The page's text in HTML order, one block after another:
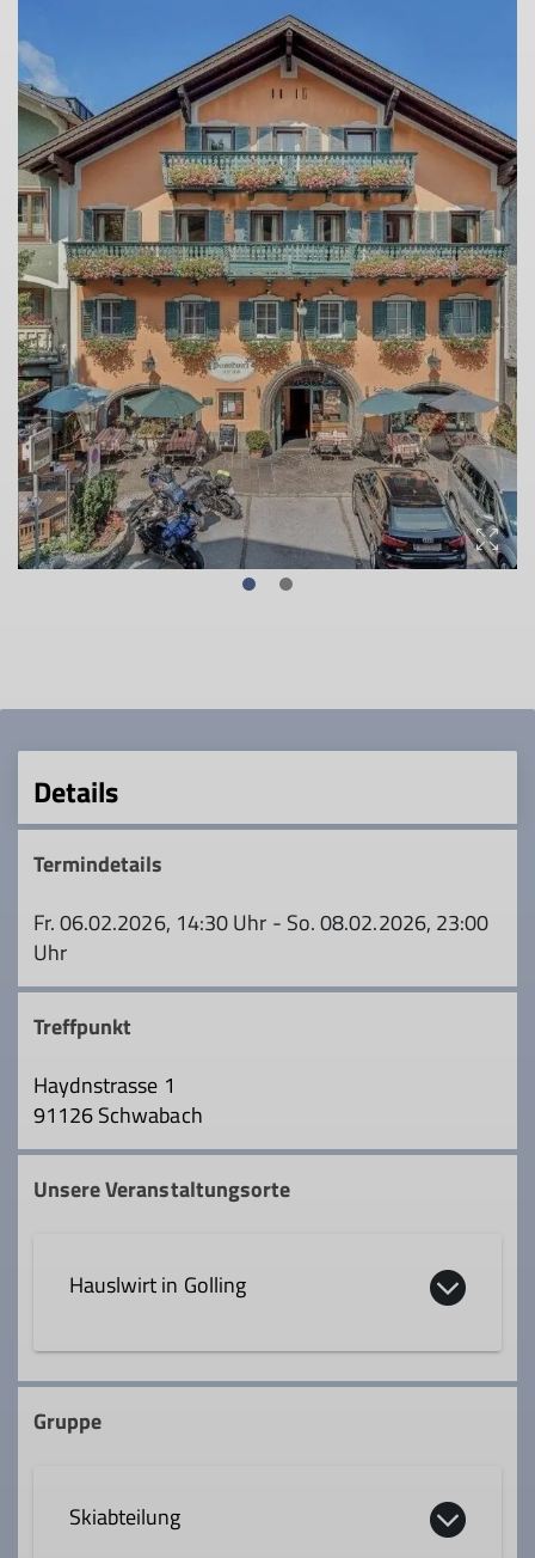
Details
Termindetails
Fr. 06.02.2026, 14:30 Uhr - So. 08.02.2026, 23:00
Uhr
Treffpunkt
Haydnstrasse 1
91126 Schwabach
Unsere Veranstaltungsorte
Hauslwirt in Golling
Markt 13 13
Gruppe
Skiabteilung